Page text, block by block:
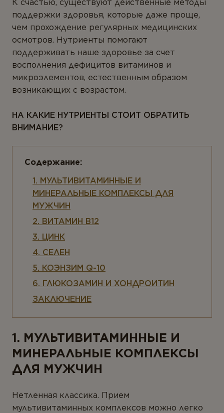
Антиоксиданты
Омега-3
Магний
Витамины
Минералы
Белок и аминокислоты
Коэнзим
Ферменты
Вегетарианство и веганство
Серия для детей
Линейка Омега-3
К счастью, существуют действенные методы
поддержки здоровья, которые даже проще,
чем прохождение регулярных медицинских
осмотров. Нутриенты помогают
поддерживать наше здоровье за счет
восполнения дефицитов витаминов и
микроэлементов, естественным образом
возникающих с возрастом.
НА КАКИЕ НУТРИЕНТЫ СТОИТ ОБРАТИТЬ
ВНИМАНИЕ?
1. МУЛЬТИВИТАМИННЫЕ И
МИНЕРАЛЬНЫЕ КОМПЛЕКСЫ ДЛЯ
МУЖЧИН
2. ВИТАМИН B12
3. ЦИНК
4. СЕЛЕН
5. КОЭНЗИМ Q-10
6. ГЛЮКОЗАМИН И ХОНДРОИТИН
ЗАКЛЮЧЕНИЕ
1. МУЛЬТИВИТАМИННЫЕ И
МИНЕРАЛЬНЫЕ КОМПЛЕКСЫ
ДЛЯ МУЖЧИН
Нетленная классика. Прием
мультивитаминных комплексов можно легко